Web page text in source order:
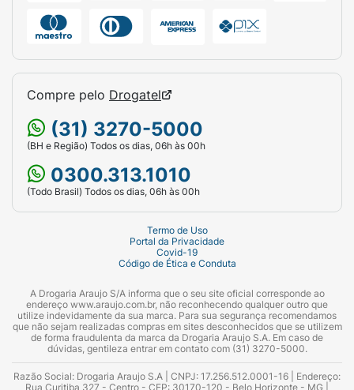
Compre pelo Drogatel
(31) 3270-5000
(BH e Região) Todos os dias, 06h às 00h
0300.313.1010
(Todo Brasil) Todos os dias, 06h às 00h
Termo de Uso
Portal da Privacidade
Covid-19
Código de Ética e Conduta
A Drogaria Araujo S/A informa que o seu site oficial corresponde ao
endereço www.araujo.com.br, não reconhecendo qualquer outro que
utilize indevidamente da sua marca. Para sua segurança recomendamos
que não sejam realizadas compras em sites desconhecidos que se utilizem
de forma fraudulenta da marca da Drogaria Araujo S.A. Em caso de
dúvidas, gentileza entrar em contato com (31) 3270-5000.
Razão Social: Drogaria Araujo S.A | CNPJ: 17.256.512.0001-16 | Endereço:
Rua Curitiba 327 - Centro - CEP: 30170-120 - Belo Horizonte - MG |